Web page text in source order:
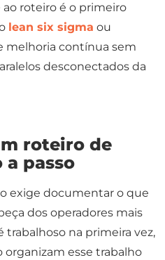
roteiro é o primeiro
lean six sigma ou
melhoria contínua sem
desconectados da
roteiro de
a passo
exige documentar o que
dos operadores mais
trabalhoso na primeira vez,
organizam esse trabalho